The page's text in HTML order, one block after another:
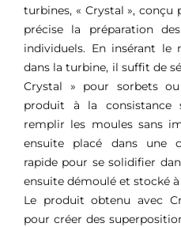
turbines, « Crystal »,
précise la préparation
individuels. En insérant le
dans la turbine, il suffit de
Crystal » pour sorbets
produit à la consistance
remplir les moules sans
ensuite placé dans une
rapide pour se solidifier
ensuite démoulé et stocké à
Le produit obtenu avec
pour créer des